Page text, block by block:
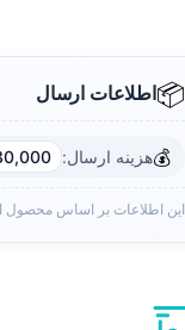
📦اطلاعات ارسال
💰هزینه ارسال: 130,000
این اطلاعات بر اساس محصول